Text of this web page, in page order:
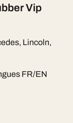
Vip
Lincoln,
FR/EN